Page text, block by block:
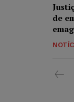
de